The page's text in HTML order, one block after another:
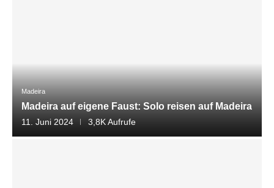
Madeira
Madeira auf eigene Faust: Solo reisen auf Madeira
11. Juni 2024 3,8K Aufrufe